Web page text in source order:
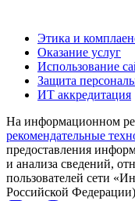
Этика и
Оказание услуг
Использование
Защита
ИТ аккредитация
На информационном
рекомендательные
предоставления
и анализа сведений,
пользователей сети
Российской Федерации)